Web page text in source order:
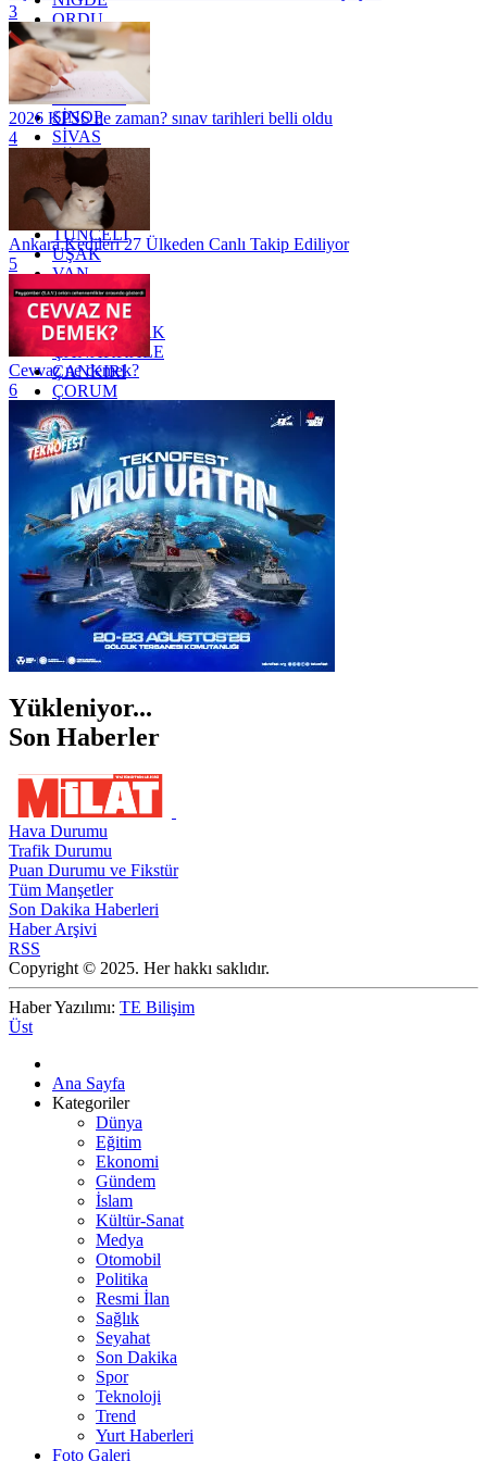
ORDU
OSMANİYE
RİZE
SAKARYA
SAMSUN
SİNOP
SİVAS
SİİRT
TEKİRDAĞ
TOKAT
TRABZON
TUNCELİ
UŞAK
VAN
YALOVA
YOZGAT
ZONGULDAK
ÇANAKKALE
ÇANKIRI
ÇORUM
İSTANBUL
İZMİR
ŞANLIURFA
ŞIRNAK
3
2026 KPSS ne zaman? sınav tarihleri belli oldu
4
Ankara Kedileri 27 Ülkeden Canlı Takip Ediliyor
5
Cevvaz ne demek?
6
Yükleniyor...
Son Haberler
Hava Durumu
Trafik Durumu
Puan Durumu ve Fikstür
Tüm Manşetler
Son Dakika Haberleri
Haber Arşivi
RSS
Copyright © 2025. Her hakkı saklıdır.
Haber Yazılımı: TE Bilişim
Üst
Ana Sayfa
Kategoriler
Dünya
Eğitim
Ekonomi
Gündem
İslam
Kültür-Sanat
Medya
Otomobil
Politika
Resmi İlan
Sağlık
Seyahat
Son Dakika
Spor
Teknoloji
Trend
Yurt Haberleri
Foto Galeri